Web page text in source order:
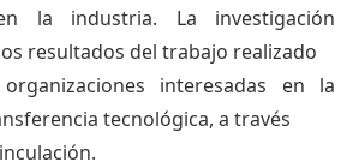
la industria. La investigación
resultados del trabajo realizado
interesadas en la
tecnológica, a través